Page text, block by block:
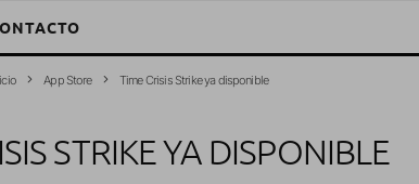
App Store Time Crisis Strike ya disponible
STRIKE YA DISPONIBLE